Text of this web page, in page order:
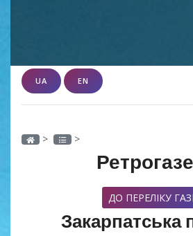
UA EN
> >
ДО ПЕРЕЛІКУ
Закарпатська